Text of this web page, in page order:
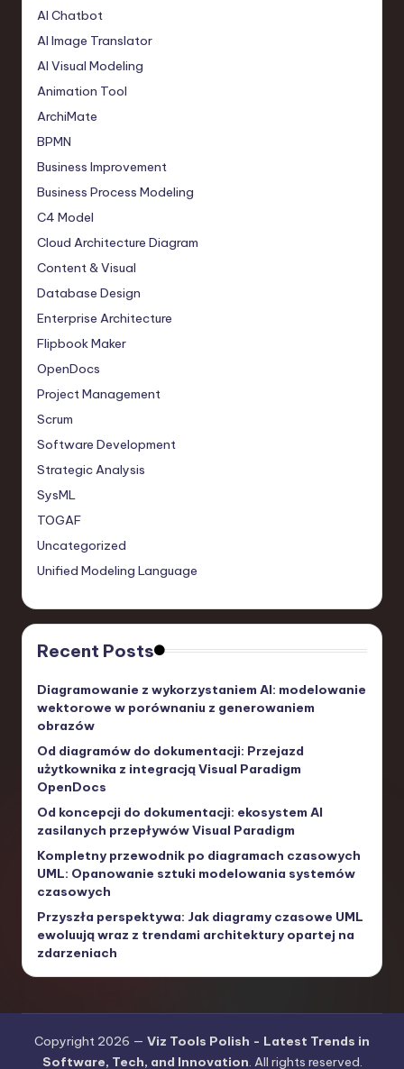
AI Chatbot
AI Image Translator
AI Visual Modeling
Animation Tool
ArchiMate
BPMN
Business Improvement
Business Process Modeling
C4 Model
Cloud Architecture Diagram
Content & Visual
Database Design
Enterprise Architecture
Flipbook Maker
OpenDocs
Project Management
Scrum
Software Development
Strategic Analysis
SysML
TOGAF
Uncategorized
Unified Modeling Language
Recent Posts
Diagramowanie z wykorzystaniem AI: modelowanie
wektorowe w porównaniu z generowaniem
obrazów
Od diagramów do dokumentacji: Przejazd
użytkownika z integracją Visual Paradigm
OpenDocs
Od koncepcji do dokumentacji: ekosystem AI
zasilanych przepływów Visual Paradigm
Kompletny przewodnik po diagramach czasowych
UML: Opanowanie sztuki modelowania systemów
czasowych
Przyszła perspektywa: Jak diagramy czasowe UML
ewoluują wraz z trendami architektury opartej na
zdarzeniach
Copyright 2026 — Viz Tools Polish - Latest Trends in
Software, Tech, and Innovation. All rights reserved.